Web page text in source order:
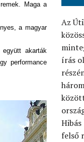
Maga a
a magyar
együtt akarták
performance
Az
írás
felső